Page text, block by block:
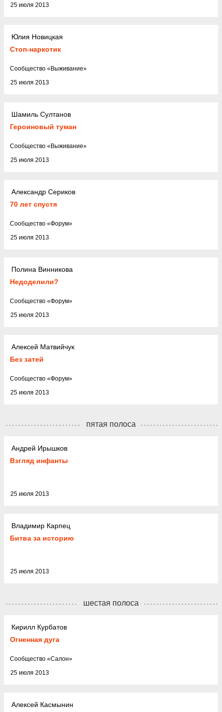
25 июля 2013
Юлия Новицкая
Стоп-наркотик
25 июля 2013
Cообщество «Выживание»
Шамиль Султанов
Героиновый туман
25 июля 2013
Cообщество «Выживание»
Александр Сериков
70 лет спустя
25 июля 2013
Cообщество «Форум»
Полина Винникова
Недоделили?
25 июля 2013
Cообщество «Форум»
Алексей Матвийчук
Без затей
25 июля 2013
Cообщество «Форум»
пятая полоса
Андрей Ирышков
Взгляд инфанты
25 июля 2013
Владимир Карпец
Битва за историю
25 июля 2013
шестая полоса
Кирилл Курбатов
Огненная дуга
25 июля 2013
Cообщество «Салон»
Алексей Касмынин